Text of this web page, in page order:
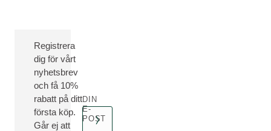
Registrera
dig för vårt
nyhetsbrev
och få 10%
rabatt på ditt
första köp.
Går ej att
DIN
E-
POST